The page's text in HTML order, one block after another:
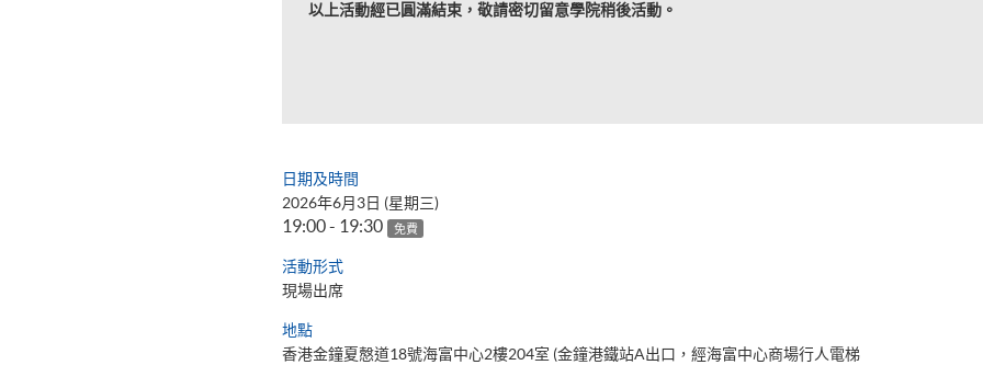
以上活動經已圓滿結束，敬請密切留意學院稍後活動。
日期及時間
2026年6月3日 (星期三)
19:00 - 19:30 免費
活動形式
現場出席
地點
香港金鐘夏慤道18號海富中心2樓204室 (金鐘港鐵站A出口，經海富中心商場行人電梯